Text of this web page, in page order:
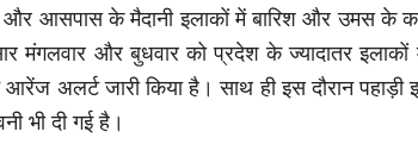
और आसपास के मैदानी इलाकों में बारिश और उमस के
मंगलवार और बुधवार को प्रदेश के ज्यादातर इलाकों
आरेंज अलर्ट जारी किया है। साथ ही इस दौरान
भी दी गई है।